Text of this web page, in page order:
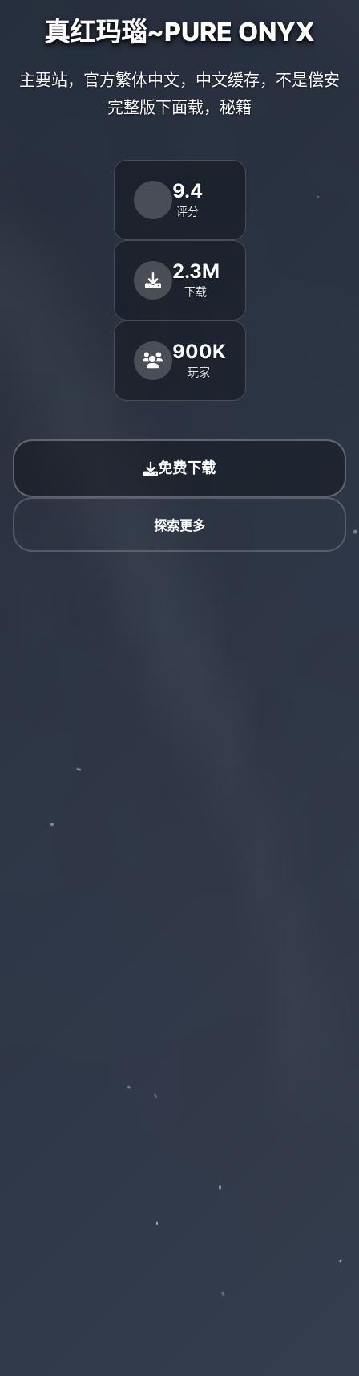
真红玛瑙~PURE ONYX
主要站，官方繁体中文，中文缓存，不是偿安
完整版下面载，秘籍
9.4
评分
2.3M
下载
900K
玩家
免费下载
探索更多